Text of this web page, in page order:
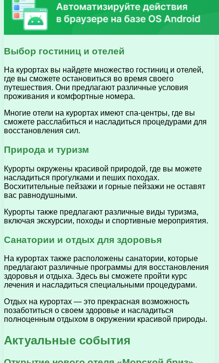
Выбор гостиниц и отелей
На курортах вы найдете множество гостиниц и отелей,
где вы сможете остановиться во время своего
путешествия. Они предлагают различные условия
проживания и комфортные номера.
Многие отели на курортах имеют спа-центры, где вы
сможете расслабиться и насладиться процедурами для
восстановления сил.
Природа и туризм
Курорты окружены красивой природой, где вы можете
насладиться прогулками и пеших походах.
Восхитительные пейзажи и горные пейзажи не оставят
вас равнодушными.
Курорты также предлагают различные виды туризма,
включая экскурсии, походы и спортивные мероприятия.
Санатории и отдых для здоровья
На курортах также расположены санатории, которые
предлагают различные программы для восстановления
здоровья и отдыха. Здесь вы сможете пройти курс
лечения и насладиться специальными процедурами.
Отдых на курортах — это прекрасная возможность
позаботиться о своем здоровье и насладиться
полноценным отдыхом в окружении красивой природы.
Актуальные события